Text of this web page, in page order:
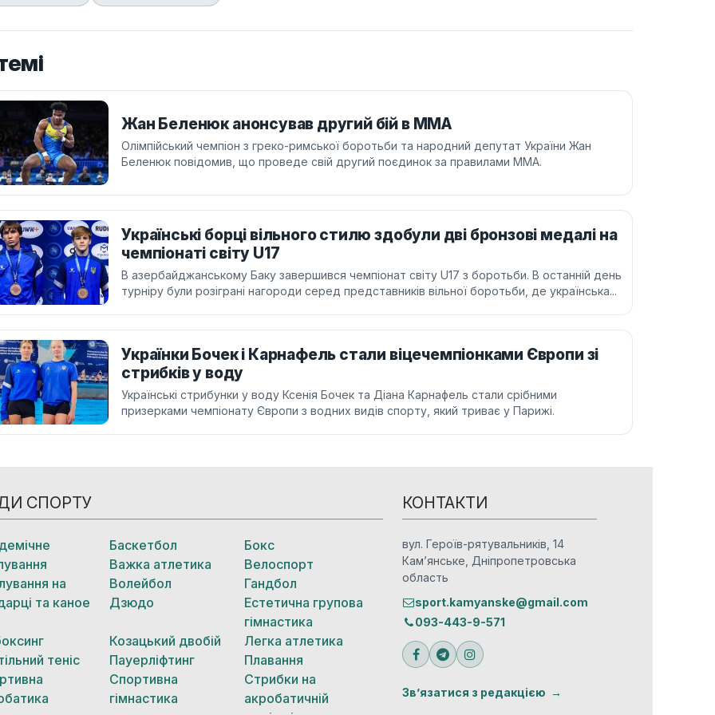
Жан Беленюк анонсував другий бій в ММА
Олімпійський чемпіон з греко-римської боротьби та народний депутат України Жан
Беленюк повідомив, що проведе свій другий поєдинок за правилами ММА.
Українські борці вільного стилю здобули дві бронзові медалі на
чемпіонаті світу U17
В азербайджанському Баку завершився чемпіонат світу U17 з боротьби. В останній день
турніру були розіграні нагороди серед представників вільної боротьби, де українська...
Українки Бочек і Карнафель стали віцечемпіонками Європи зі
стрибків у воду
Українські стрибунки у воду Ксенія Бочек та Діана Карнафель стали срібними
призерками чемпіонату Європи з водних видів спорту, який триває у Парижі.
СПОРТУ
Баскетбол
Бокс
Важка атлетика
Велоспорт
на
та каное
Волейбол
Гандбол
Дзюдо
Естетична групова
гімнастика
Козацький двобій
Легка атлетика
теніс
Пауерліфтинг
Плавання
Спортивна
гімнастика
Стрибки на
акробатичній
КОНТАКТИ
вул. Героїв-рятувальників, 14
Кам’янське, Дніпропетровська
область
sport.kamyanske@gmail.com
093-443-9-571
Зв’язатися з редакцією